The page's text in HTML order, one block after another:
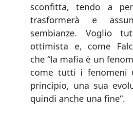
sconfitta, tendo a
trasformerà e
sembianze. Voglio
ottimista e, come
che “la mafia è un
come tutti i fenomeni
principio, una sua
quindi anche una fine”.